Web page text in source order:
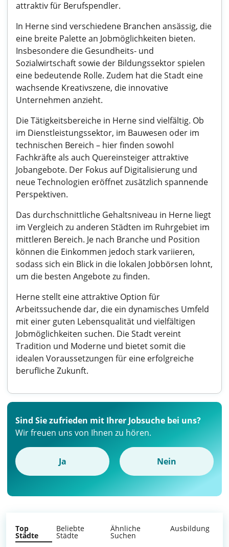
attraktiv für Berufspendler.
In Herne sind verschiedene Branchen ansässig, die
eine breite Palette an Jobmöglichkeiten bieten.
Insbesondere die Gesundheits- und
Sozialwirtschaft sowie der Bildungssektor spielen
eine bedeutende Rolle. Zudem hat die Stadt eine
wachsende Kreativszene, die innovative
Unternehmen anzieht.
Die Tätigkeitsbereiche in Herne sind vielfältig. Ob
im Dienstleistungssektor, im Bauwesen oder im
technischen Bereich – hier finden sowohl
Fachkräfte als auch Quereinsteiger attraktive
Jobangebote. Der Fokus auf Digitalisierung und
neue Technologien eröffnet zusätzlich spannende
Perspektiven.
Das durchschnittliche Gehaltsniveau in Herne liegt
im Vergleich zu anderen Städten im Ruhrgebiet im
mittleren Bereich. Je nach Branche und Position
können die Einkommen jedoch stark variieren,
sodass sich ein Blick in die lokalen Jobbörsen lohnt,
um die besten Angebote zu finden.
Herne stellt eine attraktive Option für
Arbeitssuchende dar, die ein dynamisches Umfeld
mit einer guten Lebensqualität und vielfältigen
Jobmöglichkeiten suchen. Die Stadt vereint
Tradition und Moderne und bietet somit die
idealen Voraussetzungen für eine erfolgreiche
berufliche Zukunft.
Sind Sie zufrieden mit Ihrer Jobsuche bei uns?
Wir freuen uns von Ihnen zu hören.
Ja Nein
Top
Städte
Beliebte
Städte
Ähnliche
Suchen
Ausbildung